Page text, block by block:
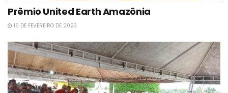
Prêmio United Earth Amazônia
16 DE FEVEREIRO DE 2023